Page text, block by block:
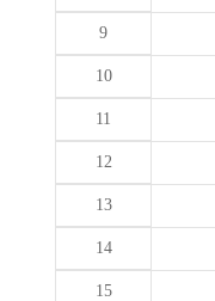
9
10
11
12
13
14
15